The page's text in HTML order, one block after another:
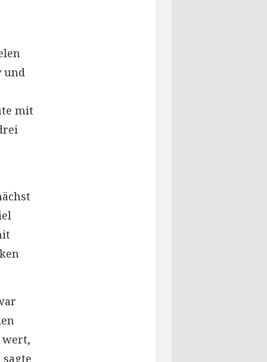
und
mit
wert,